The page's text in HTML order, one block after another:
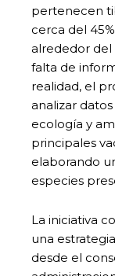
pertenecen
cerca del
alrededor
falta de
realidad, el
analizar
ecología y
principales
elaborando
especies
La iniciativa
una
desde el